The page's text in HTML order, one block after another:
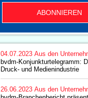
ABONNIEREN
04.07.2023 Aus den
bvdm-Konjunkturtelegramm:
Druck- und Medienindustrie
26.06.2023 Aus den